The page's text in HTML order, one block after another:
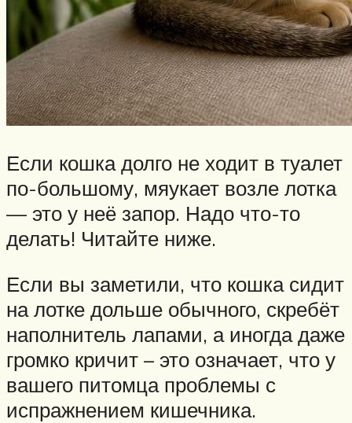
Если кошка долго не ходит в туалет
по-большому, мяукает возле лотка
— это у неё запор. Надо что-то
делать! Читайте ниже.
Если вы заметили, что кошка сидит
на лотке дольше обычного, скребёт
наполнитель лапами, а иногда даже
громко кричит – это означает, что у
вашего питомца проблемы с
испражнением кишечника.